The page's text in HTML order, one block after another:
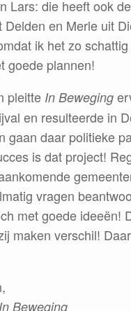
Lars: die heeft ook
Delden en Merle uit
ik het zo
goede plannen!
pleitte In Beweging
en resulteerde in
gaan daar politieke
is dat project!
vragen
met goede ideeën!
maken verschil!
In Beweging